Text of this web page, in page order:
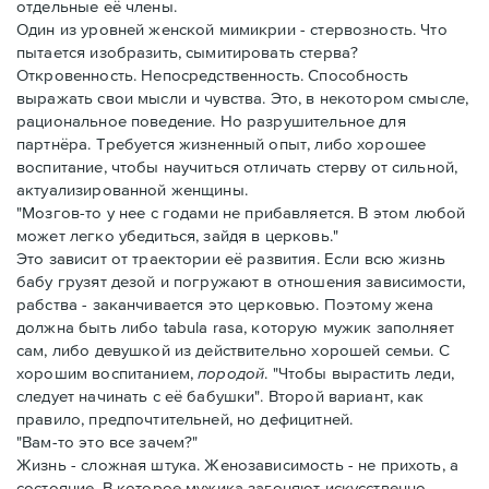
отдельные её члены.
Один из уровней женской мимикрии - стервозность. Что
пытается изобразить, сымитировать стерва?
Откровенность. Непосредственность. Способность
выражать свои мысли и чувства. Это, в некотором смысле,
рациональное поведение. Но разрушительное для
партнёра. Требуется жизненный опыт, либо хорошее
воспитание, чтобы научиться отличать стерву от сильной,
актуализированной женщины.
Мозгов-то у нее с годами не прибавляется. В этом любой
может легко убедиться, зайдя в церковь.
Это зависит от траектории её развития. Если всю жизнь
бабу грузят дезой и погружают в отношения зависимости,
рабства - заканчивается это церковью. Поэтому жена
должна быть либо tabula rasa, которую мужик заполняет
сам, либо девушкой из действительно хорошей семьи. С
хорошим воспитанием,породой. "Чтобы вырастить леди,
следует начинать с её бабушки". Второй вариант, как
правило, предпочтительней, но дефицитней.
Вам-то это все зачем?
Жизнь - сложная штука. Женозависимость - не прихоть, а